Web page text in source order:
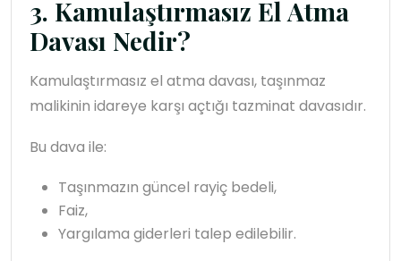
3. Kamulaştırmasız El Atma
Davası Nedir?
Kamulaştırmasız el atma davası, taşınmaz
malikinin idareye karşı açtığı tazminat davasıdır.
Bu dava ile:
Taşınmazın güncel rayiç bedeli,
Faiz,
Yargılama giderleri talep edilebilir.